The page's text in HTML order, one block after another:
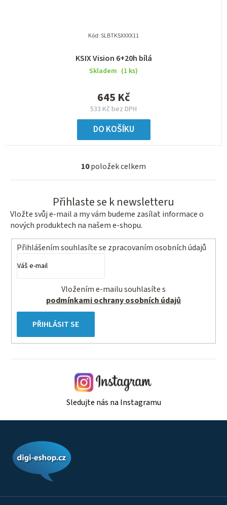
KSIX Vision 6+20h bílá
Skladem (1 ks)
533 Kč bez DPH
645 Kč
DO KOŠÍKU
Kód:SLBTKSXXXX11
O
v
l
á
d
c
v
k
ý
s
10položek celkem
Přihlaste se k newsletteru
Vložte svůj e-mail a my vám budeme zasílat informace o
nových produktech na našem e-shopu.
Přihlášením souhlasíte se zpracovaním osobních údajů
podmínkami ochrany osobních údajů
PŘIHLÁSIT SE
Sledujte nás na Instagramu